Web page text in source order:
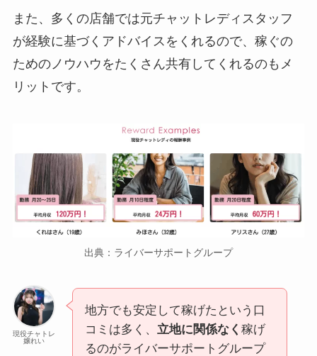
また、多くの店舗では元チャットレディスタッフ
が経験に基づくアドバイスをくれるので、稼ぐの
ためのノウハウをたくさん共有してくれるのもメ
リットです。
出典：ライバーサポートグループ
現役チャトレ
嬢れい
地方でも安定して稼げたという口
コミは多く、 立地に関係なく 稼げ
るのがライバーサポートグループ